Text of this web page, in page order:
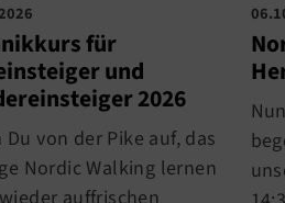
für
und
2026
Du von der Pike auf, das
Nordic Walking lernen